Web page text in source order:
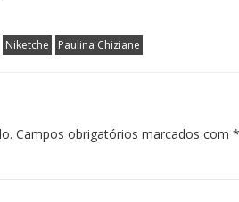
Niketche Paulina Chiziane
Campos obrigatórios marcados com *